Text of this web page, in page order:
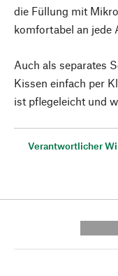
die Füllung mit
komfortabel an jede
Auch als separates
Kissen einfach per
ist pflegeleicht und
Verantwortlicher